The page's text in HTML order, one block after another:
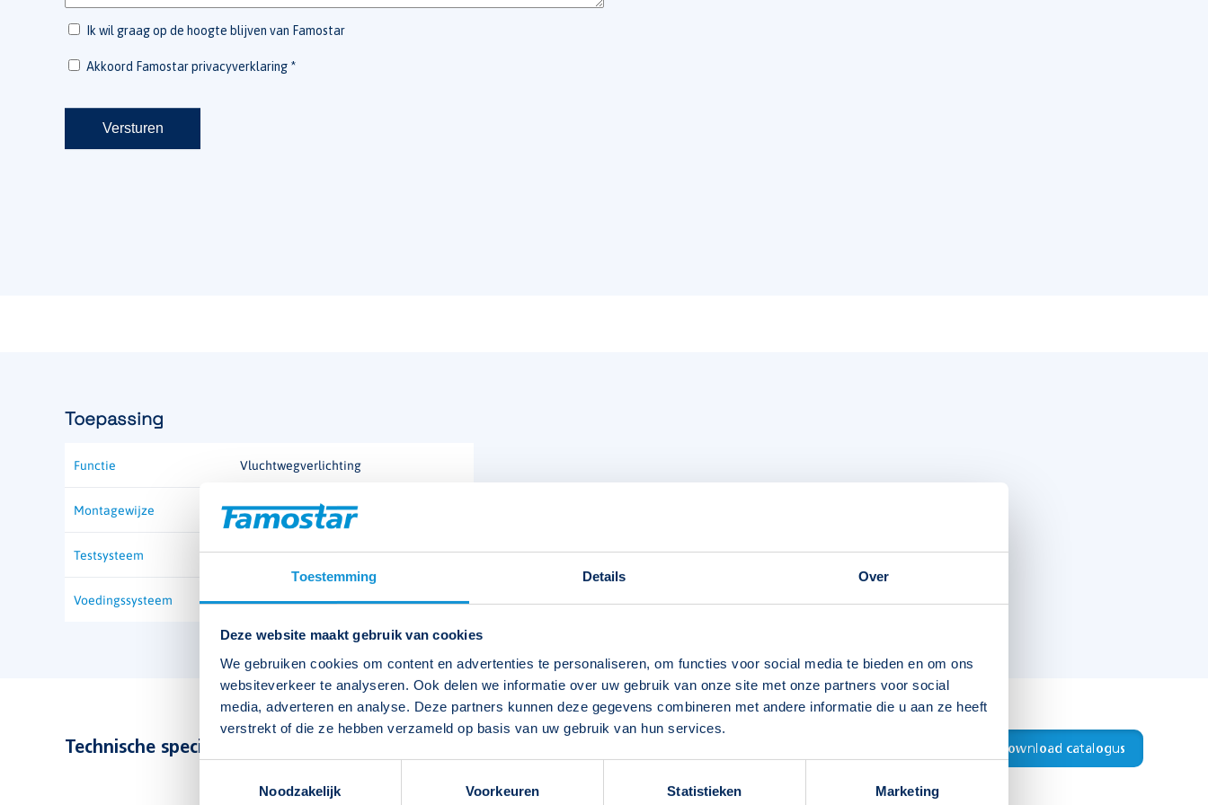
Toestemming Details Over
Deze website maakt gebruik van cookies
We gebruiken cookies om content en advertenties te personaliseren, om functies voor social media te bieden en om ons
websiteverkeer te analyseren. Ook delen we informatie over uw gebruik van onze site met onze partners voor social
media, adverteren en analyse. Deze partners kunnen deze gegevens combineren met andere informatie die u aan ze heeft
verstrekt of die ze hebben verzameld op basis van uw gebruik van hun services.
Noodzakelijk
Voorkeuren Statistieken Marketing
Toepassing
Functie Vluchtwegverlichting
Montagewijze
Testsysteem
Voedingssysteem
Technische specificaties bekijken Download catalogus
Flow VP-1 EAN-code 8715774007859